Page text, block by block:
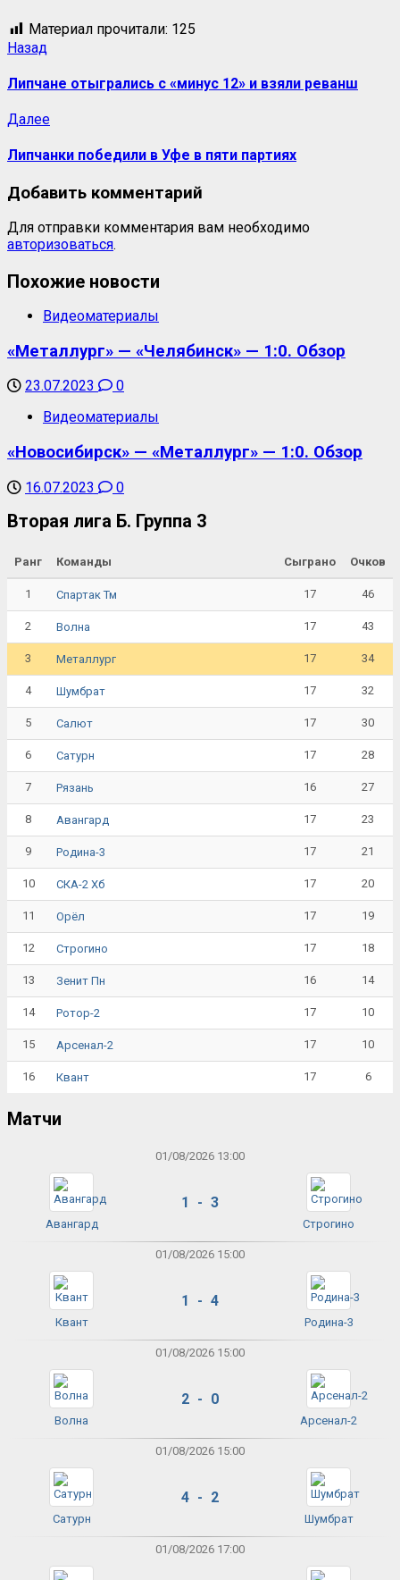
Материал прочитали: 125
Навигация
записи
Назад
Липчане отыгрались с «минус 12» и взяли реванш
ДалееСледующая
Липчанки победили в Уфе в пяти партиях
Добавить комментарий
Для отправки комментария вам необходимо
авторизоваться.
Похожие новости
Видеоматериалы
«Металлург» — «Челябинск» — 1:0. Обзор
23.07.2023
0
Видеоматериалы
«Новосибирск» — «Металлург» — 1:0. Обзор
16.07.2023 0
Вторая лига Б. Группа 3
Ранг Команды Сыграно Очков
1 Спартак Тм 17 46
2 Волна 17 43
3 Металлург 17 34
4 Шумбрат 17 32
5 Салют 17 30
6 Сатурн 17 28
7 Рязань 16 27
8 Авангард 17 23
9 Родина-3 17 21
10 СКА-2 Хб 17 20
11 Орёл 17 19
12 Строгино 17 18
13 Зенит Пн 16 14
14 Ротор-2 17 10
15 Арсенал-2 17 10
16 Квант 17 6
Матчи
01/08/2026 13:00
Авангард
1 - 3
Строгино
01/08/2026 15:00
Квант
1 - 4
Родина-3
01/08/2026 15:00
Волна
2 - 0
Арсенал-2
01/08/2026 15:00
Сатурн
4 - 2
Шумбрат
01/08/2026 17:00